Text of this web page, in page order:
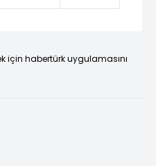
için habertürk uygulamasını